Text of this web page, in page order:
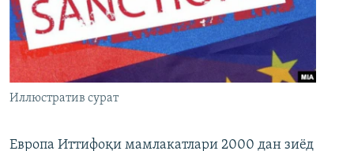
Иллюстратив сурат
Европа Иттифоқи мамлакатлари 2000 дан зиёд